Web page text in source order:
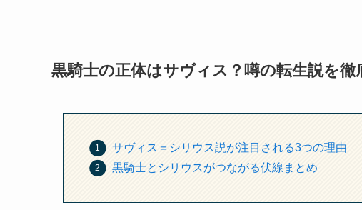
黒騎士の正体はサヴィス？噂の転生説を徹
サヴィス＝シリウス説が注目される3つの理由
黒騎士とシリウスがつながる伏線まとめ